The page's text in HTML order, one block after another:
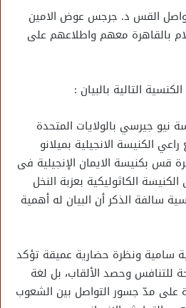
القس د. جرجس عوض الامين
بالقاهرة معهم واطلاعهم على
التالية بالبيان :
جيرسي بالولايات المتحدة
الكنيسة الانجيلية بميلانو
قس بكنيسة الايمان الإنجيلية فى
الكاثوليكية بعزبة النخل
سالفة الذكر أن البيان له أهمية
سامية ونظرة حضارية عميقة تؤكد
للتنافس وحصد الألقاب، بل لغة
على مدّ جسور التواصل بين الشعوب